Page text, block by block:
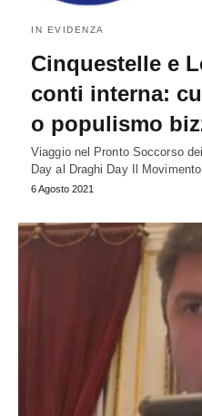
IN EVIDENZA
Cinquestelle e
conti interna:
o populismo
Viaggio nel Pronto Soccorso
Day al Draghi Day Il
6 Agosto 2021